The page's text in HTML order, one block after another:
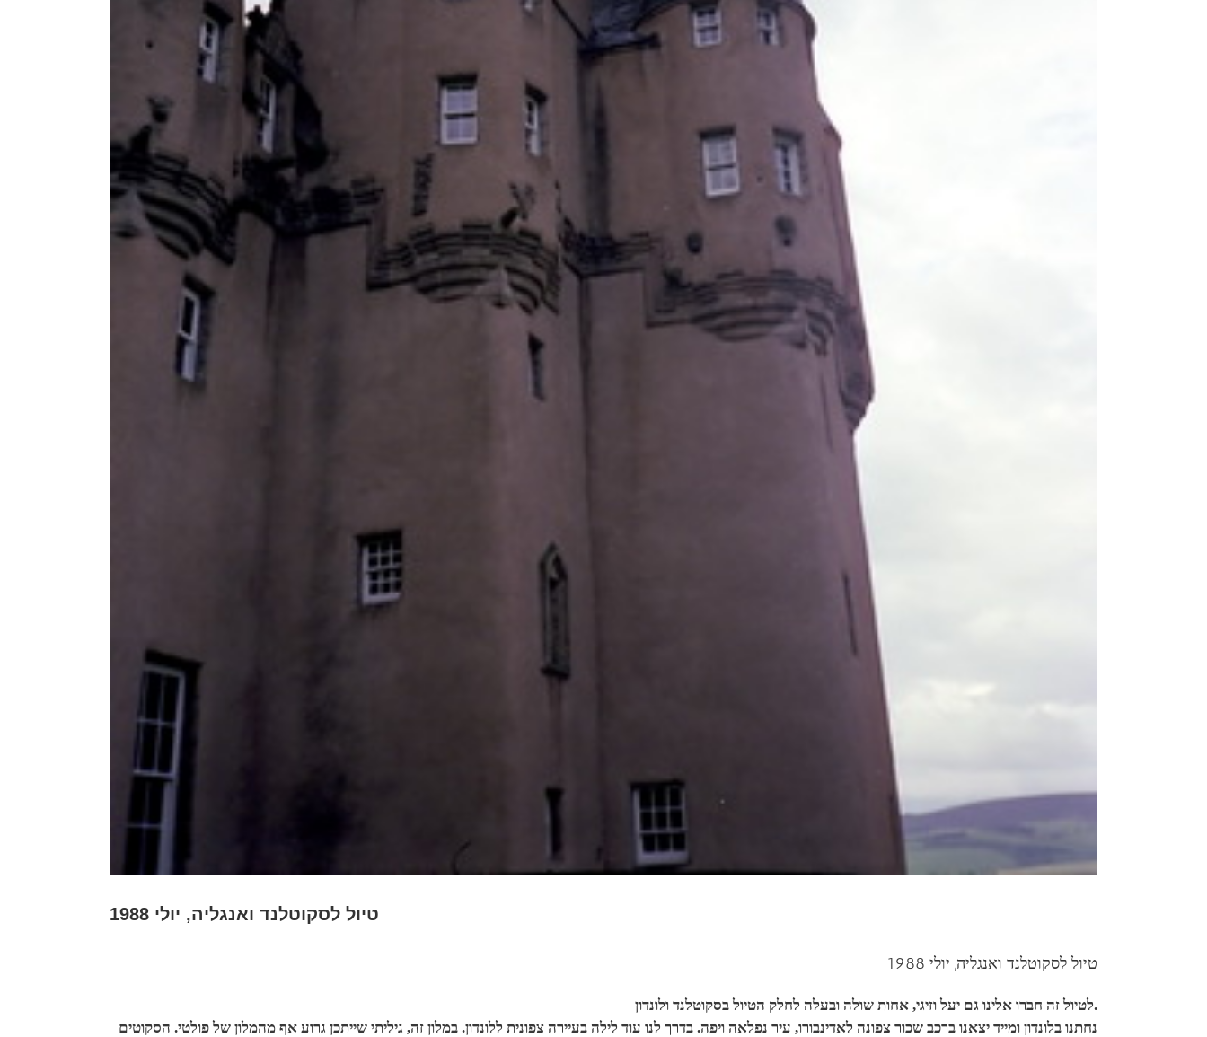
טיול לסקוטלנד ואנגליה, יולי 1988
טיול לסקוטלנד ואנגליה, יולי 1988
לטיול זה חברו אלינו גם יעל וזיגי, אחות שולה ובעלה לחלק הטיול בסקוטלנד ולונדון.
נחתנו בלונדון ומייד יצאנו ברכב שכור צפונה לאדינבורו, עיר נפלאה ויפה. בדרך לנו עוד לילה בעיירה צפונית ללונדון. במלון זה, גיליתי שייתכן גרוע אף מהמלון של פולטי. הסקוטים